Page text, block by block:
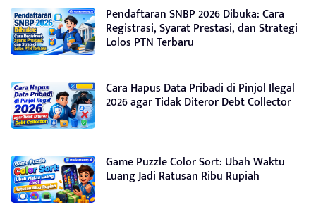
Pendaftaran SNBP 2026 Dibuka: Cara
Registrasi, Syarat Prestasi, dan Strategi
Lolos PTN Terbaru
Cara Hapus Data Pribadi di Pinjol Ilegal
2026 agar Tidak Diteror Debt Collector
Game Puzzle Color Sort: Ubah Waktu
Luang Jadi Ratusan Ribu Rupiah